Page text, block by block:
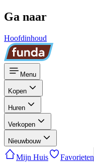
Ga naar
Hoofdinhoud
Menu
Kopen
Huren
Verkopen
Nieuwbouw
Mijn Huis Favorieten